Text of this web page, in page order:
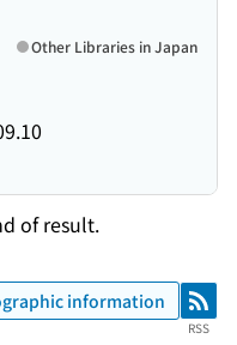
Other Libraries in Japan
of result.
information RSS
RSS